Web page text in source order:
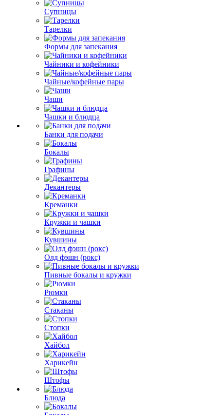
Супницы
Тарелки
Формы для запекания
Чайники и кофейники
Чайные/кофейные пары
Чаши
Чашки и блюдца
Банки для подачи
Бокалы
Графины
Декантеры
Креманки
Кружки и чашки
Кувшины
Олд фэшн (рокс)
Пивные бокалы и кружки
Рюмки
Стаканы
Стопки
Хайбол
Харикейн
Штофы
Блюда